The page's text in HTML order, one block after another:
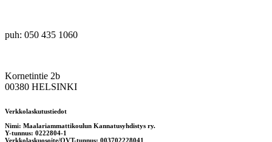
puh: 050 435 1060
Kornetintie 2b
00380 HELSINKI
Verkkolaskutustiedot
Nimi: Maalariammattikoulun Kannatusyhdistys ry.
Y-tunnus: 0222804-1
Verkkolaskuosoite/OVT-tunnus: 003702228041